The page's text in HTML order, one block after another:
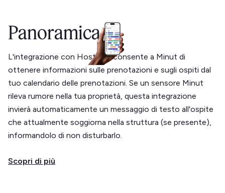
Panoramica
L'integrazione con Hostfully consente a Minut di
ottenere informazioni sulle prenotazioni e sugli ospiti dal
tuo calendario delle prenotazioni. Se un sensore Minut
rileva rumore nella tua proprietà, questa integrazione
invierà automaticamente un messaggio di testo all'ospite
che attualmente soggiorna nella struttura (se presente),
informandolo di non disturbarlo.
Scopri di più